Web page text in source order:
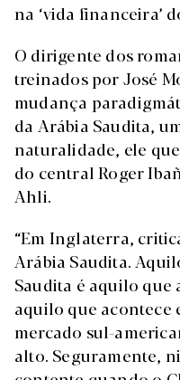
na ‘vida financeira’
O dirigente dos
treinados por José
mudança
da Arábia Saudita,
naturalidade, ele
do central Roger
Ahli.
“Em Inglaterra,
Arábia Saudita.
Saudita é aquilo que
aquilo que acontece
mercado sul-
alto. Seguramente,